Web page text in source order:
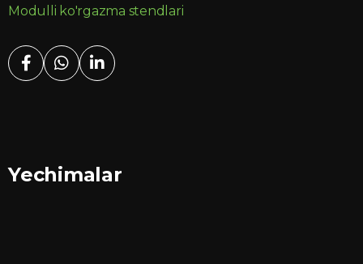
Modulli ko'rgazma stendlari
Yechimalar